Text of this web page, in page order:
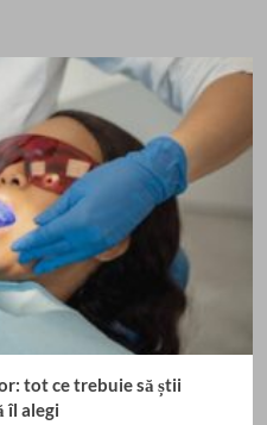
tot ce trebuie să știi
îl alegi